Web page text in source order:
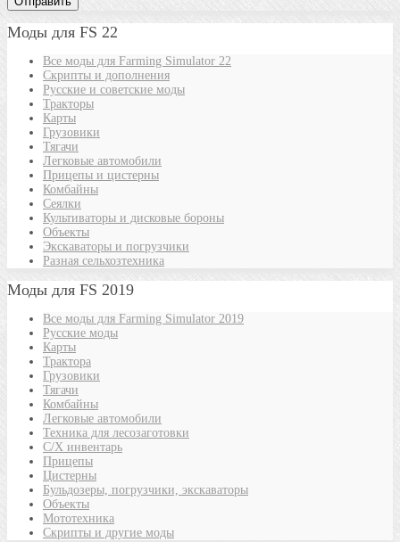
Моды для FS 22
Все моды для Farming Simulator 22
Скрипты и дополнения
Русские и советские моды
Тракторы
Карты
Грузовики
Тягачи
Легковые автомобили
Прицепы и цистерны
Комбайны
Сеялки
Культиваторы и дисковые бороны
Объекты
Экскаваторы и погрузчики
Разная сельхозтехника
Моды для FS 2019
Все моды для Farming Simulator 2019
Русские моды
Карты
Трактора
Грузовики
Тягачи
Комбайны
Легковые автомобили
Техника для лесозаготовки
С/Х инвентарь
Прицепы
Цистерны
Бульдозеры, погрузчики, экскаваторы
Объекты
Мототехника
Скрипты и другие моды